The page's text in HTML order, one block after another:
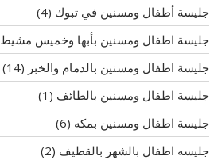
جليسة أطفال ومسنين في تبوك (4)
جليسة اطفال ومسنين بأبها وخميس مشيط
جليسة اطفال ومسنين بالدمام والخبر (14)
جليسة اطفال ومسنين بالطائف (1)
جليسة اطفال ومسنين بمكه (6)
جليسه اطفال بالشهر بالقطيف (2)